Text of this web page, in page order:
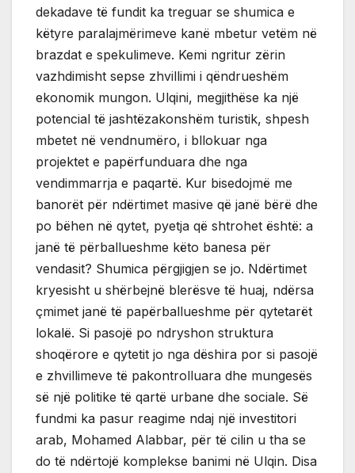
dekadave të fundit ka treguar se shumica e
këtyre paralajmërimeve kanë mbetur vetëm në
brazdat e spekulimeve. Kemi ngritur zërin
vazhdimisht sepse zhvillimi i qëndrueshëm
ekonomik mungon. Ulqini, megjithëse ka një
potencial të jashtëzakonshëm turistik, shpesh
mbetet në vendnumëro, i bllokuar nga
projektet e papërfunduara dhe nga
vendimmarrja e paqartë. Kur bisedojmë me
banorët për ndërtimet masive që janë bërë dhe
po bëhen në qytet, pyetja që shtrohet është: a
janë të përballueshme këto banesa për
vendasit? Shumica përgjigjen se jo. Ndërtimet
kryesisht u shërbejnë blerësve të huaj, ndërsa
çmimet janë të papërballueshme për qytetarët
lokalë. Si pasojë po ndryshon struktura
shoqërore e qytetit jo nga dëshira por si pasojë
e zhvillimeve të pakontrolluara dhe mungesës
së një politike të qartë urbane dhe sociale. Së
fundmi ka pasur reagime ndaj një investitori
arab, Mohamed Alabbar, për të cilin u tha se
do të ndërtojë komplekse banimi në Ulqin. Disa